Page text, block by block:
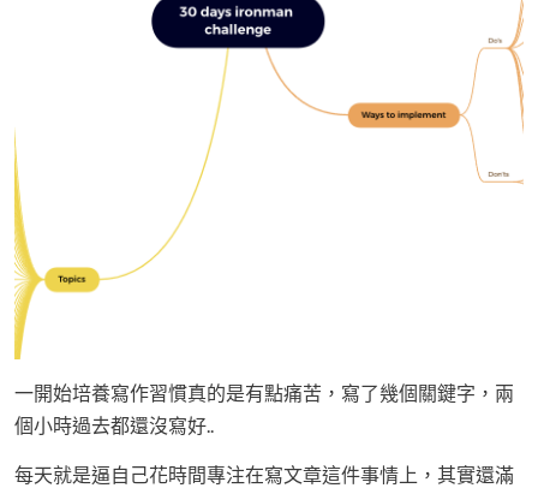
一開始培養寫作習慣真的是有點痛苦，寫了幾個關鍵字，兩
個小時過去都還沒寫好..
每天就是逼自己花時間專注在寫文章這件事情上，其實還滿